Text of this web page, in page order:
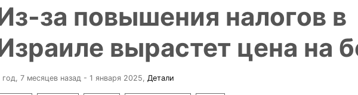
за повышения налогов в
вырастет цена на
год, 7 месяцев назад - 1 января 2025 Детали